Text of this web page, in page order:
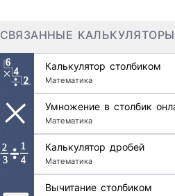
СВЯЗАННЫЕ КАЛЬКУЛЯТОРЫ
Калькулятор столбиком
Математика
Умножение в столбик
Математика
Калькулятор дробей
Математика
Вычитание столбиком